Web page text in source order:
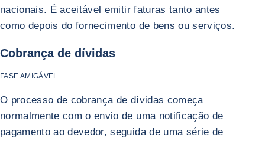
nacionais. É aceitável emitir faturas tanto antes
como depois do fornecimento de bens ou serviços.
Cobrança de dívidas
FASE AMIGÁVEL
O processo de cobrança de dívidas começa
normalmente com o envio de uma notificação de
pagamento ao devedor, seguida de uma série de